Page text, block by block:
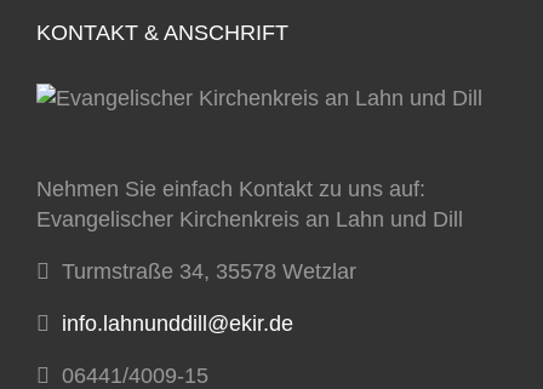
KONTAKT & ANSCHRIFT
Nehmen Sie einfach Kontakt zu uns auf:
Evangelischer Kirchenkreis an Lahn und Dill
Turmstraße 34, 35578 Wetzlar
info.lahnunddill@ekir.de
06441/4009-15